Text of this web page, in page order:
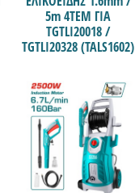
5m 4TEM ΓΙΑ
TGTLI20018 /
TGTLI20328 (TALS1602)